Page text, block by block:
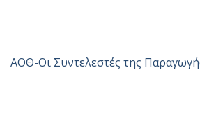
ΑΟΘ-Οι Συντελεστές της